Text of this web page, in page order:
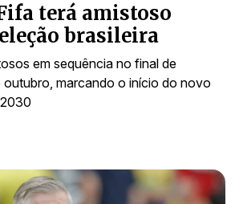
terá amistoso
brasileira
em sequência no final de
outubro, marcando o início do novo